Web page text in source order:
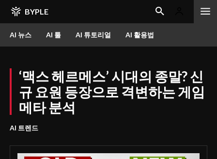
BYPLE
AI 뉴스 AI 툴 AI 튜토리얼 AI 활용법
‘맥스 헤르메스’ 시대의 종말? 신
규 요원 등장으로 격변하는 게임
메타 분석
AI 트렌드